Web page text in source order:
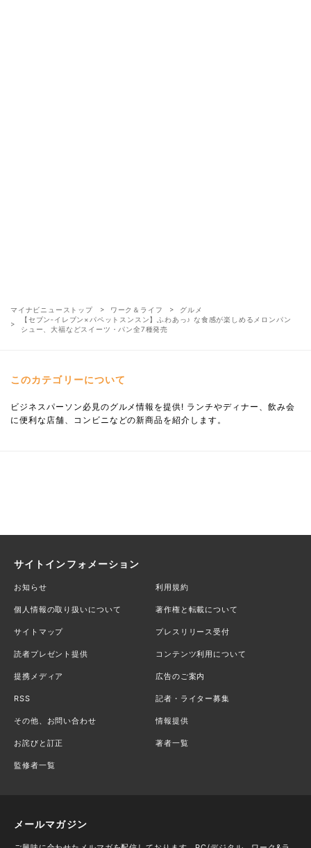
マイナビニューストップ ワーク＆ライフ
グルメ
【セブン‐イレブン×パペットスンスン】ふわあっ♪ な食感が楽しめるメロンパン
シュー、大福などスイーツ・パン全7種発売
このカテゴリーについて
ビジネスパーソン必見のグルメ情報を提供! ランチやディナー、飲み会
に便利な店舗、コンビニなどの新商品を紹介します。
サイトインフォメーション
お知らせ 利用規約
個人情報の取り扱いについて 著作権と転載について
サイトマップ プレスリリース受付
読者プレゼント提供 コンテンツ利用について
提携メディア 広告のご案内
RSS 記者・ライター募集
その他、お問い合わせ 情報提供
お詫びと訂正 著者一覧
監修者一覧
メールマガジン